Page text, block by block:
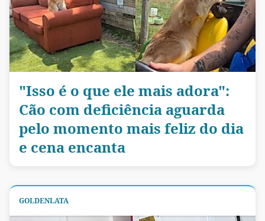
"Isso é o que ele mais adora":
Cão com deficiência aguarda
pelo momento mais feliz do dia
e cena encanta
GOLDENLATA